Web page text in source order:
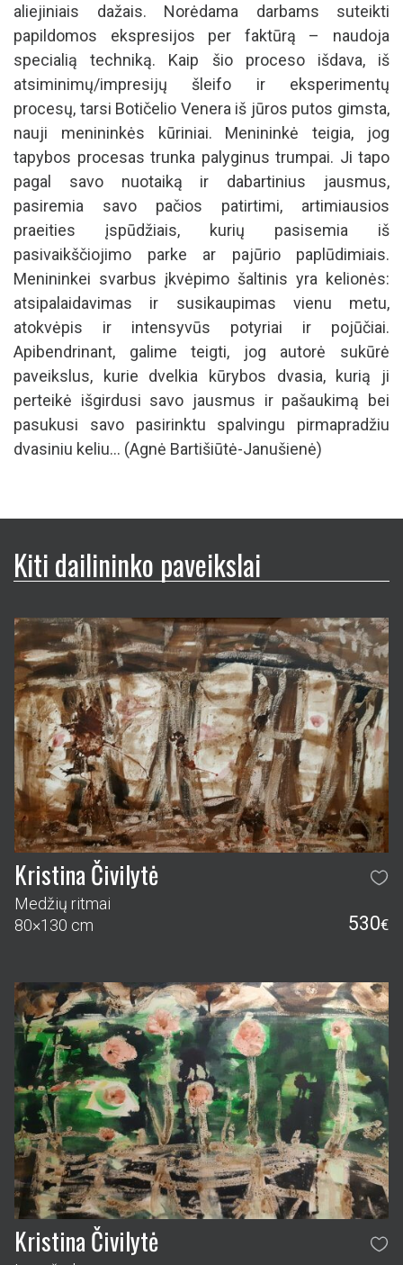
aliejiniais dažais. Norėdama darbams suteikti
papildomos ekspresijos per faktūrą – naudoja
specialią techniką. Kaip šio proceso išdava, iš
atsiminimų/impresijų šleifo ir eksperimentų
procesų, tarsi Botičelio Venera iš jūros putos gimsta,
nauji menininkės kūriniai. Menininkė teigia, jog
tapybos procesas trunka palyginus trumpai. Ji tapo
pagal savo nuotaiką ir dabartinius jausmus,
pasiremia savo pačios patirtimi, artimiausios
praeities įspūdžiais, kurių pasisemia iš
pasivaikščiojimo parke ar pajūrio paplūdimiais.
Menininkei svarbus įkvėpimo šaltinis yra kelionės:
atsipalaidavimas ir susikaupimas vienu metu,
atokvėpis ir intensyvūs potyriai ir pojūčiai.
Apibendrinant, galime teigti, jog autorė sukūrė
paveikslus, kurie dvelkia kūrybos dvasia, kurią ji
perteikė išgirdusi savo jausmus ir pašaukimą bei
pasukusi savo pasirinktu spalvingu pirmapradžiu
dvasiniu keliu... (Agnė Bartišiūtė-Janušienė)
Kiti dailininko paveikslai
Kristina Čivilytė
Medžių ritmai
80×130 cm
530€
Kristina Čivilytė